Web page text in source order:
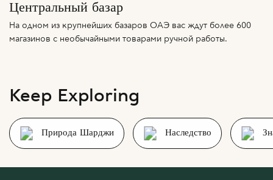
Центральный базар
На одном из крупнейших базаров ОАЭ вас ждут более 600
магазинов с необычайными товарами ручной работы.
Keep Exploring
Природа Шарджи Наследство